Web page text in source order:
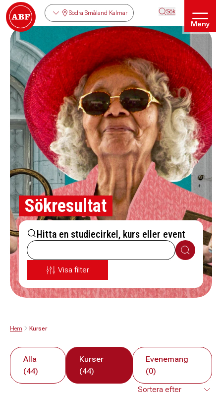
Södra Småland Kalmar Sök
Meny
Sökresultat
Hitta en studiecirkel, kurs eller event
Sök
Visa filter
Hem Kurser
Alla
(44)
Kurser
(44)
Evenemang
(0)